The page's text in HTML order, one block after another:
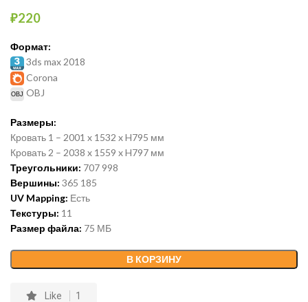
₽220
Формат:
3ds max 2018
Corona
OBJ
Размеры:
Кровать 1 – 2001 x 1532 x H795 мм
Кровать 2 – 2038 x 1559 x H797 мм
Треугольники: 707 998
Вершины: 365 185
UV Mapping: Есть
Текстуры: 11
Размер файла: 75 МБ
В КОРЗИНУ
Like 1